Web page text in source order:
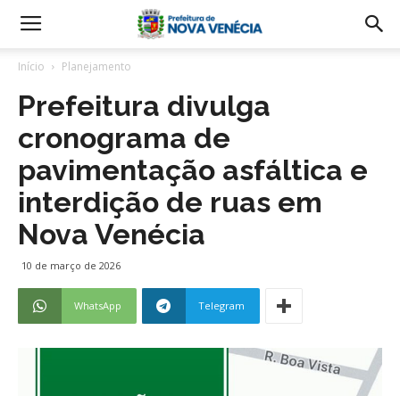
Início Planejamento
Prefeitura divulga
cronograma de
pavimentação asfáltica e
interdição de ruas em
Nova Venécia
10 de março de 2026
WhatsApp Telegram